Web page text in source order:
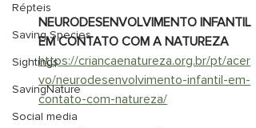
Répteis
Saving Species
Sightings
SavingNature
Social media
NEURODESENVOLVIMENTO INFANTIL
EM CONTATO COM A NATUREZA
https://criancaenatureza.org.br/pt/acer
vo/neurodesenvolvimento-infantil-em-
contato-com-natureza/